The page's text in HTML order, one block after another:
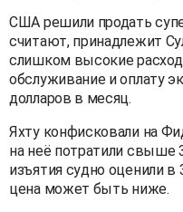
США решили продать
считают, принадлежит
слишком высокие
обслуживание и оплату
долларов в месяц.
Яхту конфисковали на
на неё потратили свыше
изъятия судно оценили в
цена может быть ниже.